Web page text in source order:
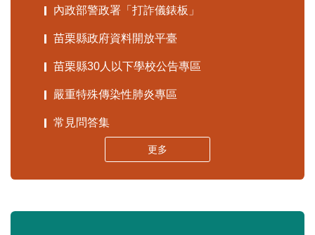
內政部警政署「打詐儀錶板」
苗栗縣政府資料開放平臺
苗栗縣30人以下學校公告專區
嚴重特殊傳染性肺炎專區
常見問答集
更多